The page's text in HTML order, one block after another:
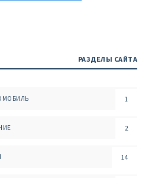
РАЗДЕЛЫ САЙТА
1
2
14